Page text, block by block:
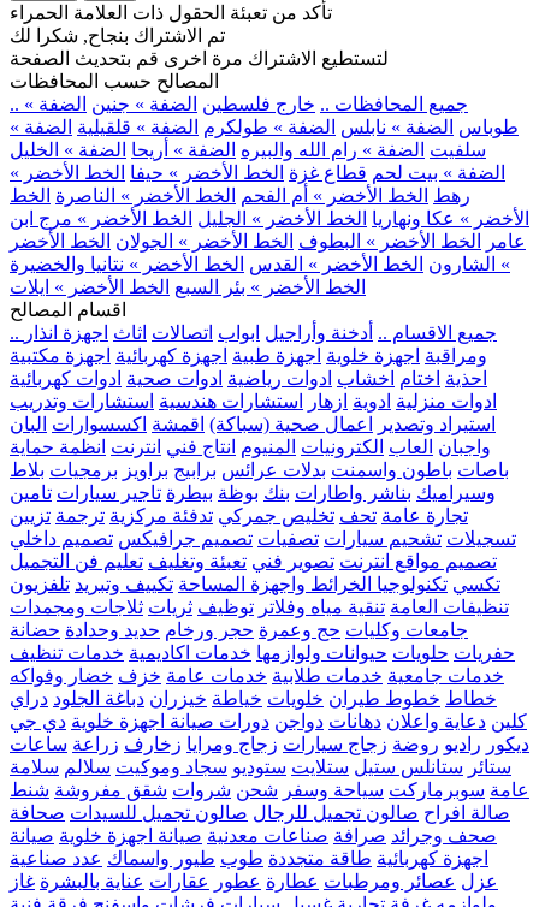
تأكد من تعبئة الحقول ذات العلامة الحمراء
تم الاشتراك بنجاح, شكرا لك
لتستطيع الاشتراك مرة اخرى قم بتحديث الصفحة
المصالح حسب المحافظات
.. جميع المحافظات .. خارج فلسطين الضفة » جنين الضفة »
طوباس الضفة » نابلس الضفة » طولكرم الضفة » قلقيلية الضفة »
سلفيت الضفة » رام الله والبيره الضفة » أريحا الضفة » الخليل
الضفة » بيت لحم قطاع غزة الخط الأخضر » حيفا الخط الأخضر »
رهط الخط الأخضر » أم الفحم الخط الأخضر » الناصرة الخط
الأخضر » عكا ونهاريا الخط الأخضر » الجليل الخط الأخضر » مرج ابن
عامر
الخط الأخضر » البطوف الخط الأخضر » الجولان الخط الأخضر
» الشارون الخط الأخضر » القدس الخط الأخضر » نتانيا والخضيرة
الخط الأخضر » بئر السبع الخط الأخضر » ايلات
اقسام المصالح
.. جميع الاقسام .. أدخنة وأراجيل ابواب اتصالات اثاث اجهزة انذار
ومراقبة اجهزة خلوية اجهزة طبية اجهزة كهربائية اجهزة مكتبية
احذية اختام اخشاب ادوات رياضية ادوات صحية ادوات كهربائية
ادوات منزلية ادوية ازهار استشارات هندسية استشارات وتدريب
استيراد وتصدير
اعمال صحية (سباكة) اقمشة اكسسوارات البان
واجبان العاب الكترونيات المنيوم انتاج فني انترنت انظمة حماية
باصات باطون واسمنت بدلات عرائس برابيج براويز برمجيات بلاط
وسيراميك بناشر واطارات بنك بوظة بيطرة تاجير سيارات تامين
تجارة عامة تحف تخليص جمركي تدفئة مركزية ترجمة تزيين
تسجيلات تشحيم سيارات تصفيات تصميم جرافيكس تصميم داخلي
تصميم مواقع انترنت تصوير فني تعبئة وتغليف تعليم فن التجميل
تكسي تكنولوجيا الخرائط واجهزة المساحة تكييف وتبريد تلفزيون
تنظيفات العامة تنقية مياه وفلاتر توظيف ثريات ثلاجات ومجمدات
جامعات وكليات حج وعمرة حجر ورخام حديد وحدادة حضانة
حفريات حلويات حيوانات ولوازمها خدمات اكاديمية خدمات تنظيف
خدمات جامعية خدمات طلابية خدمات عامة خزف خضار وفواكه
خطاط خطوط طيران خلويات خياطة خيزران دباغة الجلود دراي
كلين دعاية واعلان دهانات دواجن دورات صيانة اجهزة خلوية دي جي
ديكور راديو روضة زجاج سيارات زجاج ومرايا زخارف زراعة ساعات
ستائر ستانلس ستيل ستلايت ستوديو سجاد وموكيت سلالم سلامة
عامة سوبرماركت سياحة وسفر شحن شروات شقق مفروشة شنط
صالة افراح صالون تجميل للرجال صالون تجميل للسيدات صحافة
صحف وجرائد صرافة صناعات معدنية صيانة اجهزة خلوية صيانة
اجهزة كهربائية طاقة متجددة طوب طيور واسماك عدد صناعية
عزل عصائر ومرطبات عطارة عطور عقارات عناية بالبشرة غاز